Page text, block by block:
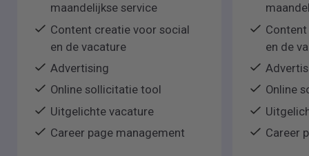
maandelijkse service
Content creatie voor social
en de vacature
Advertising
Online sollicitatie tool
Uitgelichte vacature
Career page management
en de
Online
Career